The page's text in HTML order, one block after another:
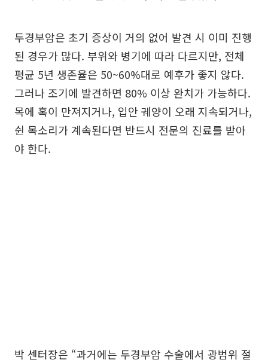
두경부암은 초기 증상이 거의 없어 발견 시 이미 진행
된 경우가 많다. 부위와 병기에 따라 다르지만, 전체
평균 5년 생존율은 50~60%대로 예후가 좋지 않다.
그러나 조기에 발견하면 80% 이상 완치가 가능하다.
목에 혹이 만져지거나, 입안 궤양이 오래 지속되거나,
쉰 목소리가 계속된다면 반드시 전문의 진료를 받아
야 한다.
박 센터장은 “과거에는 두경부암 수술에서 광범위 절